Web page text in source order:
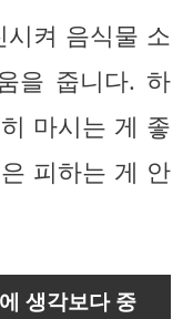
켜 음식물 소
을 줍니다. 하
마시는 게 좋
피하는 게 안
생각보다 중